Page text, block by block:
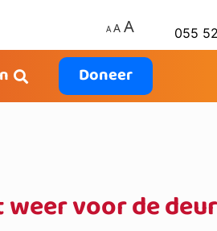
055
Doneer
voor de